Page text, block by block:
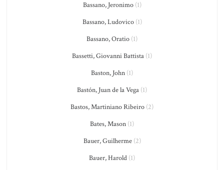
Bassano, Jeronimo(1)
Bassano, Ludovico(1)
Bassano, Oratio (1)
Bassetti, Giovanni Battista (1)
Baston, John (1)
Bastón, Juan de la Vega (1)
Bastos, Martiniano Ribeiro (2)
Bates, Mason (1)
Bauer, Guilherme(2)
Bauer, Harold (1)